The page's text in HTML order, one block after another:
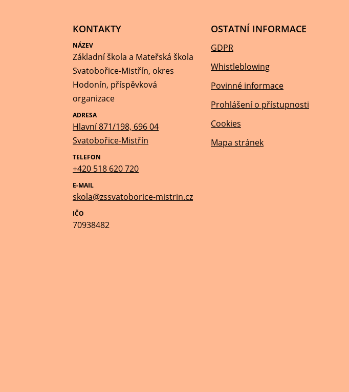
KONTAKTY
NÁZEV
Základní škola a Mateřská škola
Svatobořice-Mistřín, okres
Hodonín, příspěvková
organizace
ADRESA
Hlavní 871/198, 696 04
Svatobořice-Mistřín
TELEFON
+420 518 620 720
E-MAIL
skola@zssvatoborice-mistrin.cz
IČO
70938482
OSTATNÍ INFORMACE
GDPR
Whistleblowing
Povinné informace
Prohlášení o přístupnosti
Cookies
Mapa stránek